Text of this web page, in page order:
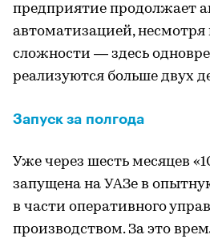
предприятие продолжает
автоматизацией,
сложности — здесь
реализуются больше двух
Запуск за полгода
Уже через шесть месяцев
запущена на УАЗе в
в части оперативного
производством. За это